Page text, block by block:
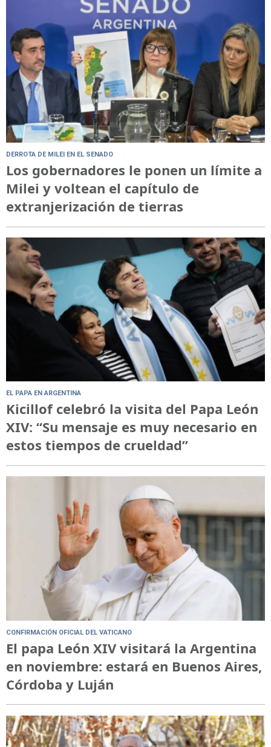
DERROTA DE MILEI EN EL SENADO
Los gobernadores le ponen un límite a
Milei y voltean el capítulo de
extranjerización de tierras
EL PAPA EN ARGENTINA
Kicillof celebró la visita del Papa León
XIV: “Su mensaje es muy necesario en
estos tiempos de crueldad”
CONFIRMACIÓN OFICIAL DEL VATICANO
El papa León XIV visitará la Argentina
en noviembre: estará en Buenos Aires,
Córdoba y Luján